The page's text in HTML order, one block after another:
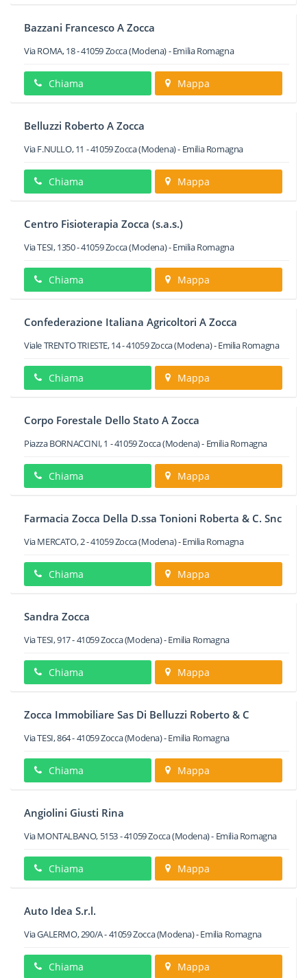
Bazzani Francesco A Zocca
Via ROMA, 18-41059Zocca(Modena) -Emilia Romagna
Chiama Mappa
Belluzzi Roberto A Zocca
Via F.NULLO, 11 -41059Zocca(Modena) - Emilia Romagna
Chiama Mappa
Centro Fisioterapia Zocca (s.a.s.)
Via TESI, 1350-41059Zocca(Modena) -Emilia Romagna
Chiama Mappa
Confederazione Italiana Agricoltori A Zocca
Viale TRENTO TRIESTE, 14-41059Zocca(Modena) -Emilia Romagna
Chiama Mappa
Corpo Forestale Dello Stato A Zocca
Piazza BORNACCINI, 1 -41059Zocca(Modena) - Emilia Romagna
Chiama Mappa
Farmacia Zocca Della D.ssa Tonioni Roberta & C. Snc
Via MERCATO, 2-41059Zocca(Modena) -Emilia Romagna
Chiama Mappa
Sandra Zocca
Via TESI, 917-41059Zocca(Modena) -Emilia Romagna
Chiama Mappa
Zocca Immobiliare Sas Di Belluzzi Roberto & C
Via TESI, 864-41059Zocca(Modena) -Emilia Romagna
Chiama Mappa
Angiolini Giusti Rina
Via MONTALBANO, 5153-41059Zocca(Modena) - Emilia Romagna
Chiama Mappa
Auto Idea S.r.l.
Via GALERMO, 290/A-41059Zocca(Modena) -Emilia Romagna
Chiama Mappa